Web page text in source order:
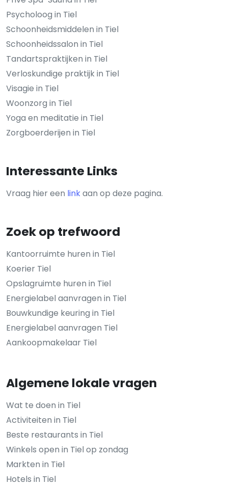
Psycholoog in Tiel
Schoonheidsmiddelen in Tiel
Schoonheidssalon in Tiel
Tandartspraktijken in Tiel
Verloskundige praktijk in Tiel
Visagie in Tiel
Woonzorg in Tiel
Yoga en meditatie in Tiel
Zorgboerderijen in Tiel
Interessante Links
Vraag hier een linkaan op deze pagina.
Zoek op trefwoord
Kantoorruimte huren in Tiel
Koerier Tiel
Opslagruimte huren in Tiel
Energielabel aanvragen in Tiel
Bouwkundige keuring in Tiel
Energielabel aanvragen Tiel
Aankoopmakelaar Tiel
Algemene lokale vragen
Wat te doen in Tiel
Activiteiten in Tiel
Beste restaurants in Tiel
Winkels open in Tiel op zondag
Markten in Tiel
Hotels in Tiel